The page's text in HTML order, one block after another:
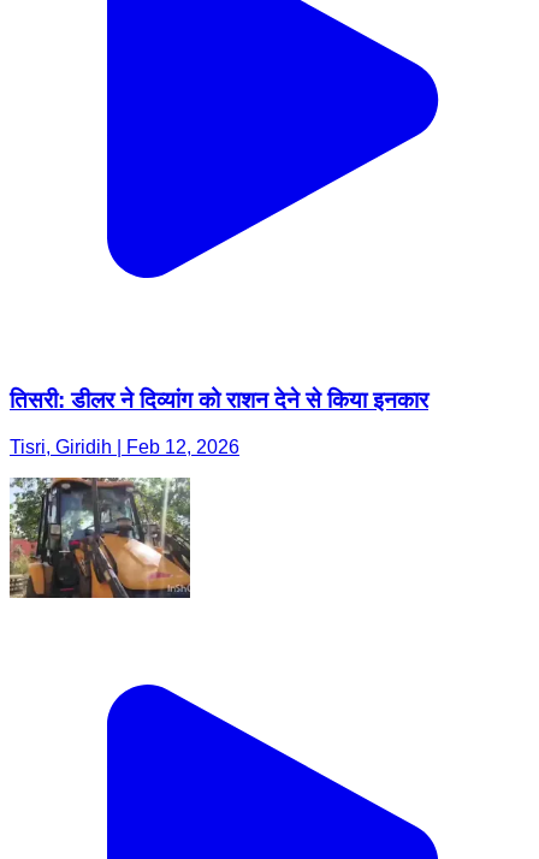
तिसरी: डीलर ने दिव्यांग को राशन देने से किया इनकार
Tisri, Giridih | Feb 12, 2026